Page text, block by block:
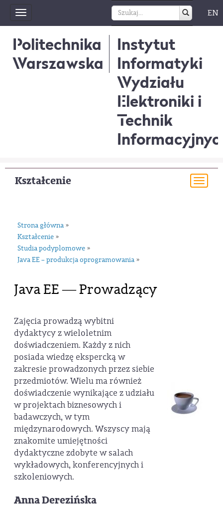
Toggle
navigation
EN
Politechnika
Warszawska
Instytut
Informatyki
Wydziału
Elektroniki i
Technik
Kształcenie
Strona główna »
Kształcenie »
Studia podyplomowe »
Java EE – produkcja oprogramowania »
Java EE ― Prowadzący
Zajęcia prowadzą wybitni
dydaktycy z wieloletnim
doświadczeniem. Każdy z nich
posiada wiedzę ekspercką w
zakresie prowadzonych przez siebie
przedmiotów. Wielu ma również
doświadczenie wynikające z udziału
w projektach biznesowych i
badawczych, w tym
międzynarodowych. Wszyscy mają
znakomite umiejętności
dydaktyczne zdobyte w salach
wykładowych, konferencyjnych i
szkoleniowych.
Anna Derezińska